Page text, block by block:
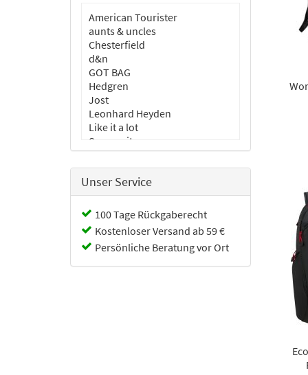
American Tourister
aunts & uncles
Chesterfield
d&n
GOT BAG
Hedgren
Jost
Leonhard Heyden
Like it a lot
Samsonite
Travelite
Troop
Unser Service
100 Tage Rückgaberecht
Kostenloser Versand ab 59 €
Persönliche Beratung vor Ort